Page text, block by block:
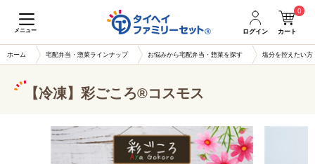
メニュー ログイン カート
0
ホーム 宅配弁当・惣菜ラインナップ お悩みから宅配弁当・惣菜を探す 塩分を控えたい方
【冷凍】彩ごころ®コスモス